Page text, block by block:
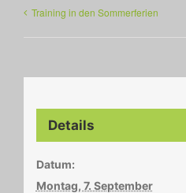
Training in den Sommerferien
Details
Datum:
Montag, 7. September